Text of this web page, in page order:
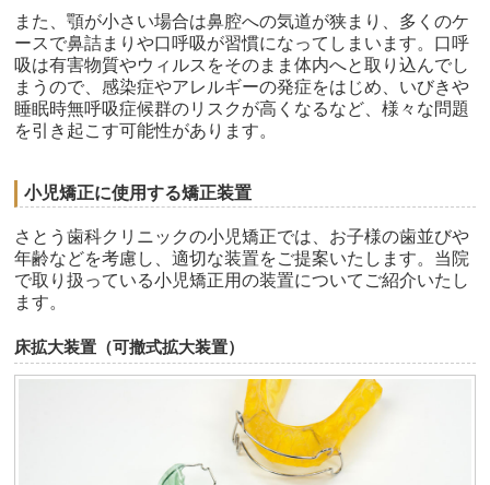
また、顎が小さい場合は鼻腔への気道が狭まり、多くのケ
ースで鼻詰まりや口呼吸が習慣になってしまいます。口呼
吸は有害物質やウィルスをそのまま体内へと取り込んでし
まうので、感染症やアレルギーの発症をはじめ、いびきや
睡眠時無呼吸症候群のリスクが高くなるなど、様々な問題
を引き起こす可能性があります。
小児矯正に使用する矯正装置
さとう歯科クリニックの小児矯正では、お子様の歯並びや
年齢などを考慮し、適切な装置をご提案いたします。当院
で取り扱っている小児矯正用の装置についてご紹介いたし
ます。
床拡大装置（可撤式拡大装置）